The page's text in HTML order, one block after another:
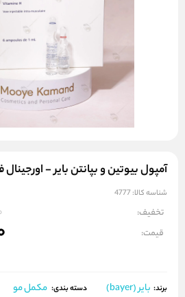
آمپول بیوتین و بپانتن بایر - اورجینال
شناسه کالا: 4777
تخفیف:
قیمت:
برند: بایر (bayer) دسته بندی: مکمل مو